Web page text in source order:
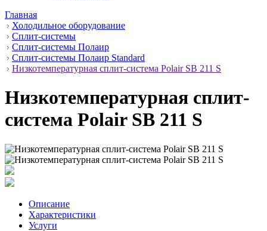
Главная
Холодильное оборудование
Сплит-системы
Сплит-системы Полаир
Сплит-системы Полаир Standard
Низкотемпературная сплит-система Polair SB 211 S
Низкотемпературная сплит-
система Polair SB 211 S
Описание
Характеристики
Услуги